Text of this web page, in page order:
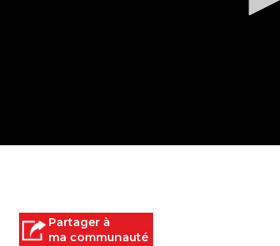
secondsVolume
Partager à
ma communauté